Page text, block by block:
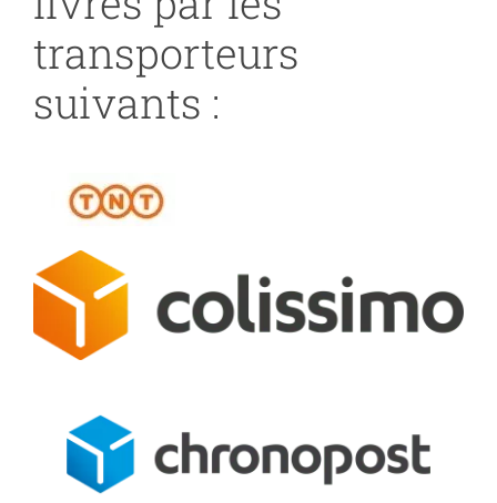
transporteurs
suivants :